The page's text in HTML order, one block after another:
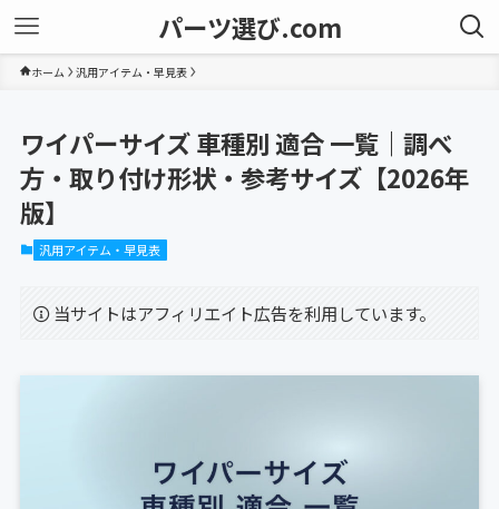
パーツ選び.com
ホーム 汎用アイテム・早見表
ワイパーサイズ 車種別 適合 一覧｜調べ
方・取り付け形状・参考サイズ【2026年
版】
汎用アイテム・早見表
当サイトはアフィリエイト広告を利用しています。